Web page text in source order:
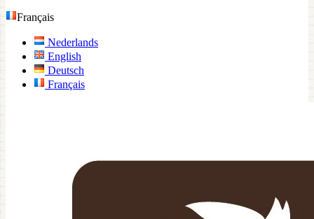
Français
Nederlands
English
Deutsch
Français